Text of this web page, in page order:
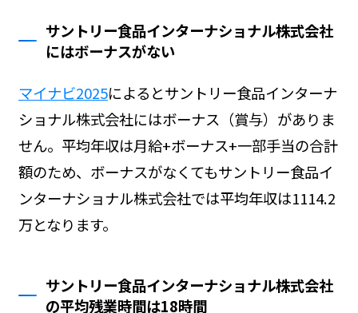
サントリー食品インターナショナル株式会社
にはボーナスがない
マイナビ2025によるとサントリー食品インターナ
ショナル株式会社にはボーナス（賞与）がありま
せん。平均年収は月給+ボーナス+一部手当の合計
額のため、ボーナスがなくてもサントリー食品イ
ンターナショナル株式会社では平均年収は1114.2
万となります。
サントリー食品インターナショナル株式会社
の平均残業時間は18時間